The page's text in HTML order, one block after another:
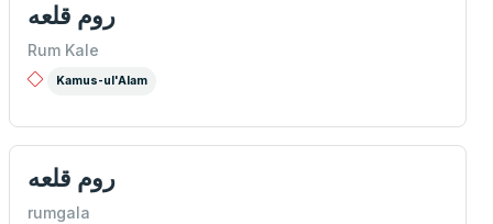
روم قلعه
Rum Kale
Kamus-ul'Alam
روم قلعه
rumgala